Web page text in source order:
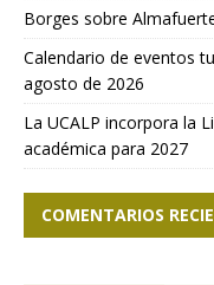
Borges sobre
Calendario de eventos
agosto de 2026
La UCALP incorpora la
académica para 2027
COMENTARIOS